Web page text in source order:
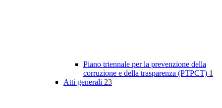
Piano triennale per la prevenzione della
corruzione e della trasparenza (PTPCT) 1
Atti generali 23